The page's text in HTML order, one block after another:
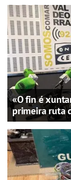
«O fin é
primeira ruta